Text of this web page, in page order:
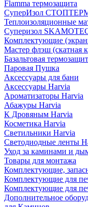
Flamma термозащита
СуперИзол
Теплоизоляционные
Суперизол
Комплектующие
Мастер флэш (скатная
Базальтовая
Паровая Пушка
Аксессуары для бани
Аксессуары Harvia
Ароматизаторы Harvia
Абажуры Harvia
К Дровяным Harvia
Косметика Harvia
Светильники Harvia
Светодиодные ленты
Уход за каминами и
Товары для монтажа
Комплектующие,
Комплектующие для
Комплектующие для
Дополнительное